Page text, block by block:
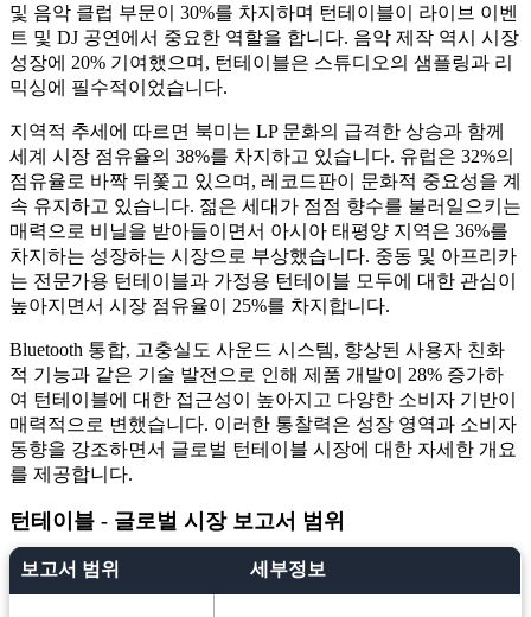
및 음악 클럽 부문이 30%를 차지하며 턴테이블이 라이브 이벤
트 및 DJ 공연에서 중요한 역할을 합니다. 음악 제작 역시 시장
성장에 20% 기여했으며, 턴테이블은 스튜디오의 샘플링과 리
믹싱에 필수적이었습니다.
지역적 추세에 따르면 북미는 LP 문화의 급격한 상승과 함께
세계 시장 점유율의 38%를 차지하고 있습니다. 유럽은 32%의
점유율로 바짝 뒤쫓고 있으며, 레코드판이 문화적 중요성을 계
속 유지하고 있습니다. 젊은 세대가 점점 향수를 불러일으키는
매력으로 비닐을 받아들이면서 아시아 태평양 지역은 36%를
차지하는 성장하는 시장으로 부상했습니다. 중동 및 아프리카
는 전문가용 턴테이블과 가정용 턴테이블 모두에 대한 관심이
높아지면서 시장 점유율이 25%를 차지합니다.
Bluetooth 통합, 고충실도 사운드 시스템, 향상된 사용자 친화
적 기능과 같은 기술 발전으로 인해 제품 개발이 28% 증가하
여 턴테이블에 대한 접근성이 높아지고 다양한 소비자 기반이
매력적으로 변했습니다. 이러한 통찰력은 성장 영역과 소비자
동향을 강조하면서 글로벌 턴테이블 시장에 대한 자세한 개요
를 제공합니다.
턴테이블 - 글로벌 시장 보고서 범위
보고서 범위 세부정보